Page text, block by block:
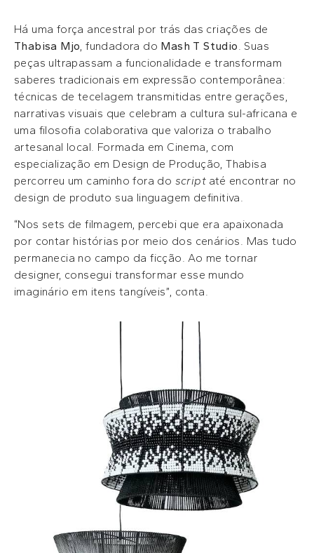
Há uma força ancestral por trás das criações de
Thabisa Mjo , fundadora do Mash T Studio . Suas
peças ultrapassam a funcionalidade e transformam
saberes tradicionais em expressão contemporânea:
técnicas de tecelagem transmitidas entre gerações,
narrativas visuais que celebram a cultura sul-africana e
uma filosofia colaborativa que valoriza o trabalho
artesanal local. Formada em Cinema, com
especialização em Design de Produção, Thabisa
percorreu um caminho fora do script até encontrar no
design de produto sua linguagem definitiva.
“Nos sets de filmagem, percebi que era apaixonada
por contar histórias por meio dos cenários. Mas tudo
permanecia no campo da ficção. Ao me tornar
designer, consegui transformar esse mundo
imaginário em itens tangíveis”, conta.